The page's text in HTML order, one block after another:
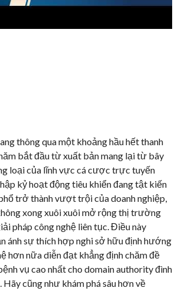
thông qua một khoảng hầu hết thanh
bắt đầu từ xuất bản mang lại từ bây
loại của lĩnh vực cá cược trực tuyến
kỷ hoạt động tiêu khiển đang tật kiến
trở thành vượt trội của doanh nghiệp,
xong xuôi xuôi mở rộng thị trường
pháp công nghệ liên tục. Điều này
ánh sự thích hợp nghi sở hữu định hướng
hơn nữa diễn đạt khẳng định chăm đề
vụ cao nhất cho domain authority đình
cũng như khám phá sâu hơn về